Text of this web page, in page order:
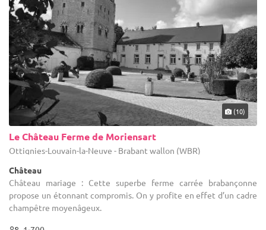
(10)
Le Château Ferme de Moriensart
Ottignies-Louvain-la-Neuve - Brabant wallon (WBR)
Château
Château mariage : Cette superbe ferme carrée brabançonne
propose un étonnant compromis. On y profite en effet d’un cadre
champêtre moyenâgeux.